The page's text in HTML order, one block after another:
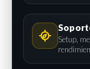
Setup,